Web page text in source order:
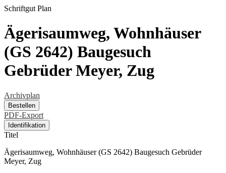
Schriftgut Plan
Ägerisaumweg, Wohnhäuser
(GS 2642) Baugesuch
Gebrüder Meyer, Zug
Archivplan
Bestellen
PDF-Export
Identifikation
Titel
Ägerisaumweg, Wohnhäuser (GS 2642) Baugesuch Gebrüder
Meyer, Zug